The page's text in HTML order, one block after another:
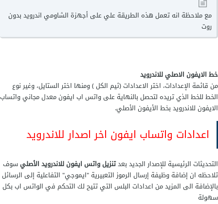
مع ملاحظة انه تعمل هذه الطريقة علي على أجهزة الشاومي اندرويد بدون
روت
خط الايفون الاصلي للاندرويد
من قائمة الإعدادات، اختر الاعدادات (ثيم الكل ) ومنها اختر الستايل، وغير نوع
الخط للخط الذي تريده لتحصل بالنهاية على واتس اب ايفون معدل مجاني واتساب
الايفون للاندرويد بخط الأيفون الأصلي.
اعدادات واتساب ايفون اخر اصدار للاندرويد
التحديثات الرئيسية للإصدار الجديد بعدتنزيل واتس ايفون للاندرويد الأصليسوف
تلاحظه ان إضافة وظيفة إرسال الرموز التعبيرية "ايموجي" التفاعلية إلى الرسائل
بالإضافة الى المزيد من اعدادات البلس التي تتيح لك التحكم في الواتس اب بكل
سهولة